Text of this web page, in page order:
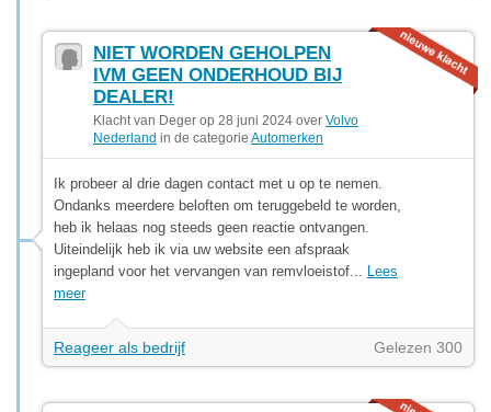
NIET WORDEN GEHOLPEN
IVM GEEN ONDERHOUD BIJ
DEALER!
Klacht van Deger op 28 juni 2024 over Volvo
Nederland in de categorie Automerken
Ik probeer al drie dagen contact met u op te nemen.
Ondanks meerdere beloften om teruggebeld te worden,
heb ik helaas nog steeds geen reactie ontvangen.
Uiteindelijk heb ik via uw website een afspraak
ingepland voor het vervangen van remvloeistof... Lees
meer
Reageer als bedrijf Gelezen 300